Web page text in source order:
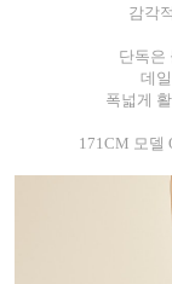
감각
단독은
데
폭넓게
171CM 모델